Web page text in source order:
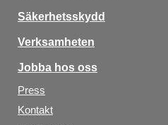
Säkerhetsskydd
Verksamheten
Jobba hos oss
Press
Kontakt